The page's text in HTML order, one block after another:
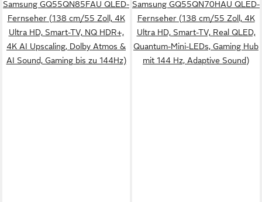
Samsung GQ55QN85FAU QLED-
Fernseher (138 cm/55 Zoll, 4K
Ultra HD, Smart-TV, NQ HDR+,
4K AI Upscaling, Dolby Atmos &
AI Sound, Gaming bis zu 144Hz)
Samsung GQ55QN70HAU QLED-
Fernseher (138 cm/55 Zoll, 4K
Ultra HD, Smart-TV, Real QLED,
Quantum-Mini-LEDs, Gaming Hub
mit 144 Hz, Adaptive Sound)